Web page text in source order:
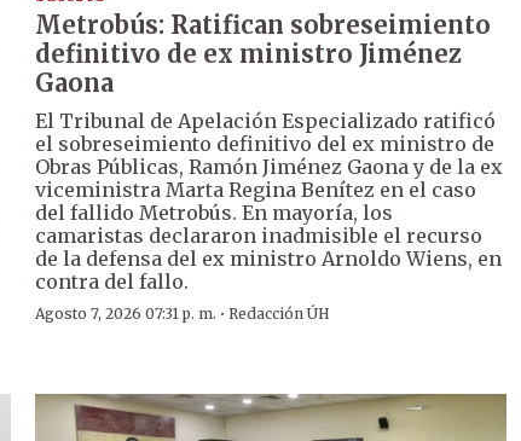
Metrobús: Ratifican sobreseimiento
definitivo de ex ministro Jiménez
Gaona
El Tribunal de Apelación Especializado ratificó
el sobreseimiento definitivo del ex ministro de
Obras Públicas, Ramón Jiménez Gaona y de la ex
viceministra Marta Regina Benítez en el caso
del fallido Metrobús. En mayoría, los
camaristas declararon inadmisible el recurso
de la defensa del ex ministro Arnoldo Wiens, en
contra del fallo.
Agosto 7, 2026 07:31 p. m. ·Redacción ÚH